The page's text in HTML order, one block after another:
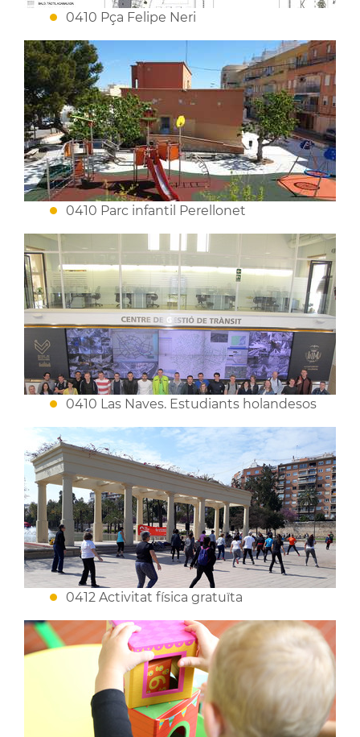
0410 Pça Felipe Neri
0410 Parc infantil Perellonet
0410 Las Naves. Estudiants holandesos
0412 Activitat física gratuïta